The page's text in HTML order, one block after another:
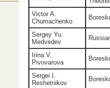
Victor A.
Chumachenko
Sergey Yu.
Medvedev
Irina V.
Pivovarova
Sergei I.
Reshetnikov